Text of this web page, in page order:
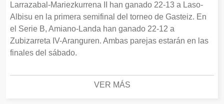
Larrazabal-Mariezkurrena II han ganado 22-13 a Laso-
Albisu en la primera semifinal del torneo de Gasteiz. En
el Serie B, Amiano-Landa han ganado 22-12 a
Zubizarreta IV-Aranguren. Ambas parejas estarán en las
finales del sábado.
VER MÁS